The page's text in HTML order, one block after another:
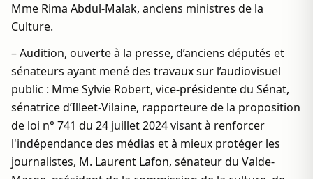
Mme Rima Abdul-Malak, anciens ministres de la
Culture.
– Audition, ouverte à la presse, d’anciens députés et
sénateurs ayant mené des travaux sur l’audiovisuel
public : Mme Sylvie Robert, vice-présidente du Sénat,
sénatrice d’Illeet-Vilaine, rapporteure de la proposition
de loi n° 741 du 24 juillet 2024 visant à renforcer
l'indépendance des médias et à mieux protéger les
journalistes, M. Laurent Lafon, sénateur du Valde-